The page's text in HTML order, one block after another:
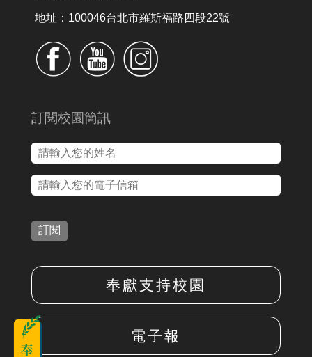
地址：100046台北市羅斯福路四段22號
訂閱校園簡訊
訂閱
奉獻支持校園
電子報